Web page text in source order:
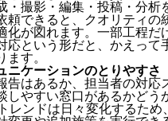
・撮影・編集・投稿・分析
頼できると、クオリティの
化が図れます。一部工程だ
応という形だと、かえって
ます。
ニケーションのとりやすさ
告はあるか、担当者の対応
しやすい窓口があるかどう
レンドは日々変化するため